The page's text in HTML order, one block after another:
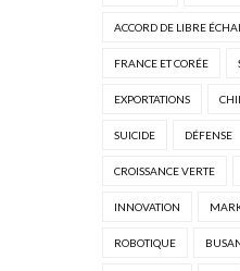
ACCORD DE LIBRE
FRANCE ET CORÉE
EXPORTATIONS
SUICIDE DÉFENSE
CROISSANCE VERTE
INNOVATION
ROBOTIQUE